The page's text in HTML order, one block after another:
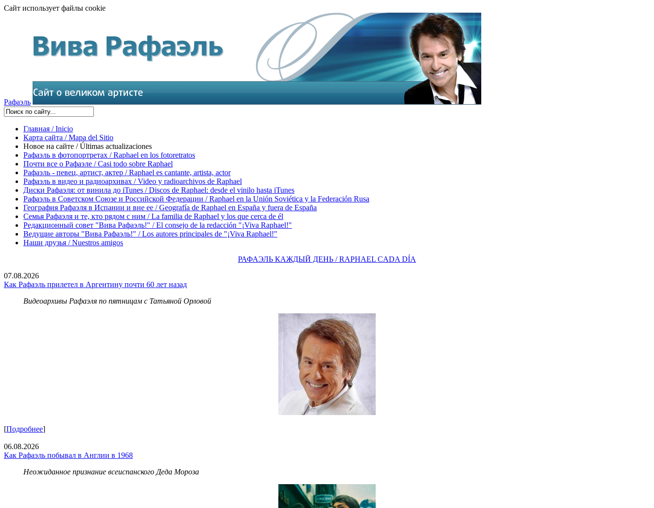
Сайт использует файлы cookie
Рафаэль
Главная / Inicio
Карта сайта / Mapa del Sitio
Новое на сайте / Últimas actualizaciones
Рафаэль в фотопортретах / Raphael en los fotoretratos
Почти все о Рафаэле / Casi todo sobre Raphael
Рафаэль - певец, артист, актер / Raphael es cantante, artista, actor
Рафаэль в видео и радиоархивах / Video y radioarchivos de Raphael
Диски Рафаэля: от винила до iTunes / Discos de Raphael: desde el vinilo hasta iTunes
Рафаэль в Советском Союзе и Российской Федерации / Raphael en la Unión Soviética y la Federación Rusa
География Рафаэля в Испании и вне ее / Geografía de Raphael en España y fuera de España
Семья Рафаэля и те, кто рядом с ним / La familia de Raphael y los que cerca de él
Редакционный совет "Вива Рафаэль!" / El consejo de la redacción "¡Viva Raphael!"
Ведущие авторы "Вива Рафаэль!" / Los autores principales de "¡Viva Raphael!"
Наши друзья / Nuestros amigos
РАФАЭЛЬ КАЖДЫЙ ДЕНЬ / RAPHAEL CADA DÍA
07.08.2026
Как Рафаэль прилетел в Аргентину почти 60 лет назад
Видеоархивы Рафаэля по пятницам с Татьяной Орловой
[Подробнее]
06.08.2026
Как Рафаэль побывал в Англии в 1968
Неожиданное признание всеиспанского Деда Мороза